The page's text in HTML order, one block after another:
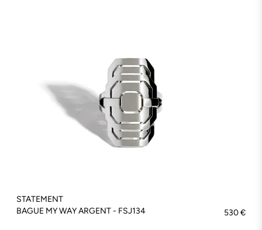
STATEMENT
BAGUE MY WAY ARGENT - FSJ134
530 €